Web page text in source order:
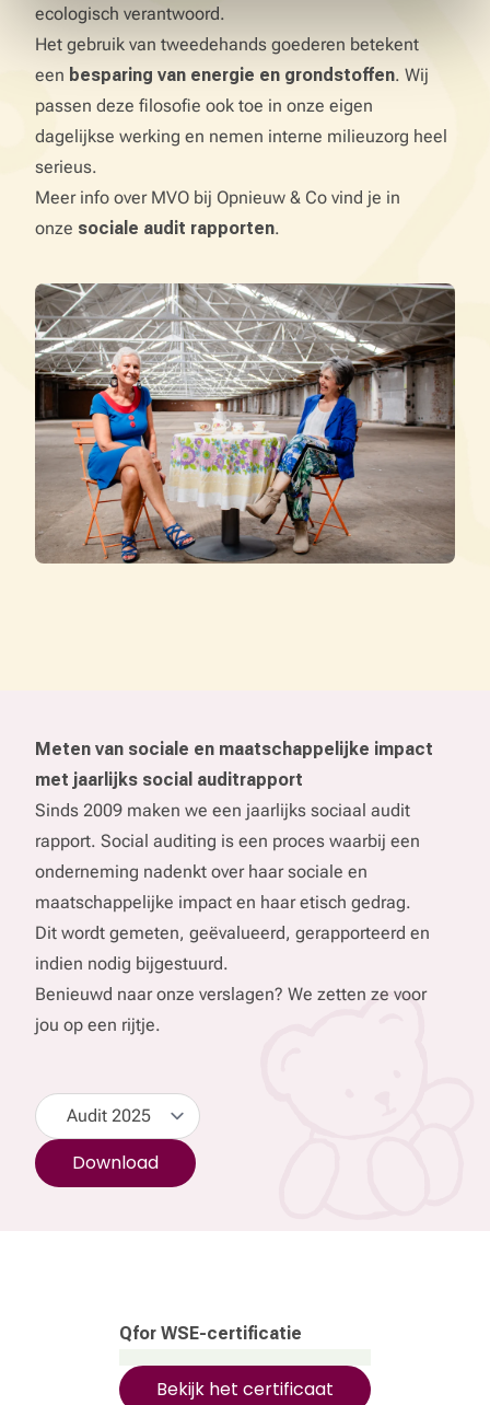
ecologisch verantwoord.
Het gebruik van tweedehands goederen betekent
een besparing van energie en grondstoffen. Wij
passen deze filosofie ook toe in onze eigen
dagelijkse werking en nemen interne milieuzorg heel
serieus.
Meer info over MVO bij Opnieuw & Co vind je in
onze sociale audit rapporten.
Meten van sociale en maatschappelijke impact
met jaarlijks social auditrapport
Sinds 2009 maken we een jaarlijks sociaal audit
rapport. Social auditing is een proces waarbij een
onderneming nadenkt over haar sociale en
maatschappelijke impact en haar etisch gedrag.
Dit wordt gemeten, geëvalueerd, gerapporteerd en
indien nodig bijgestuurd.
Benieuwd naar onze verslagen? We zetten ze voor
jou op een rijtje.
Qfor WSE-certificatie
Bekijk het certificaat